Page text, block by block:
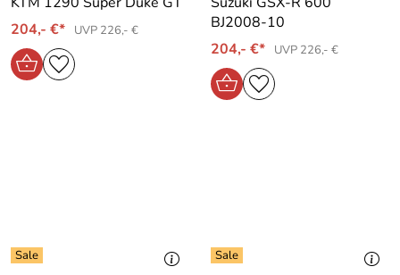
204,- €*
UVP 226,- €
BJ2008-10
204,- €*
UVP 226,- €